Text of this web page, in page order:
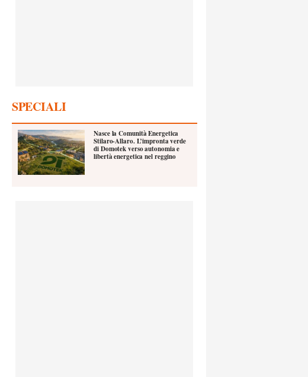
SPECIALI
Nasce la Comunità Energetica
Stilaro-Allaro. L’impronta verde
di Domotek verso autonomia e
libertà energetica nel reggino